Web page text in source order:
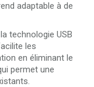
adaptable à de
technologie USB
les
en éliminant le
permet une